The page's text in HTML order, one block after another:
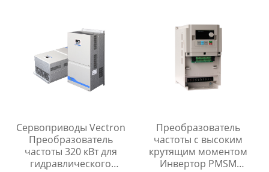
Сервоприводы Vectron
Преобразователь
частоты 320 кВт для
гидравлического
Преобразователь
частоты с высоким
крутящим моментом
Инвертор PMSM